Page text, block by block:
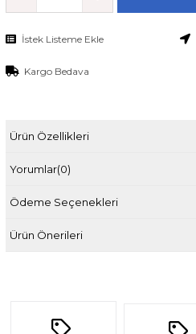
İstek Listeme Ekle
Kargo Bedava
Ürün Özellikleri
Yorumlar(0)
Ödeme Seçenekleri
Ürün Önerileri